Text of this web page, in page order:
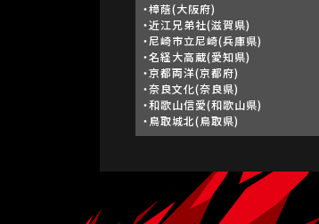
・樟蔭(大阪府)
・近江兄弟社(滋賀県)
・尼崎市立尼崎(兵庫県)
・名経大高蔵(愛知県)
・京都両洋(京都府)
・奈良文化(奈良県)
・和歌山信愛(和歌山県)
・鳥取城北(鳥取県)